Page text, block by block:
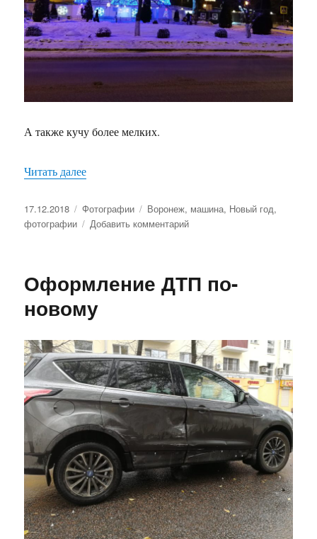
А также кучу более мелких.
Читать далее
Опубликовано
17.12.2018 Рубрики
Фотографии Метки
Воронеж, машина, Новый год,
фотографии
Добавить комментарий
Новому
Оформление ДТП по-
новому